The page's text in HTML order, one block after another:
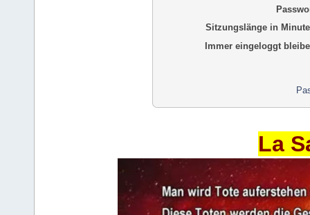
Sitzungslänge in
Immer eingeloggt
La